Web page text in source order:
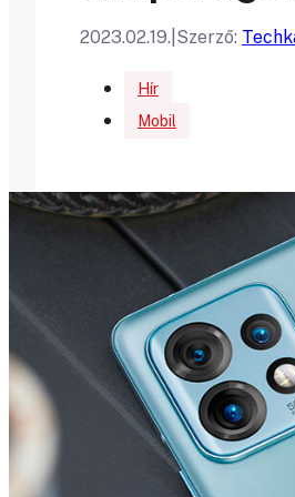
2023.02.19. Szerző:
Hír
Mobil